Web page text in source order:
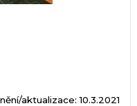
aktualizace: 10.3.2021